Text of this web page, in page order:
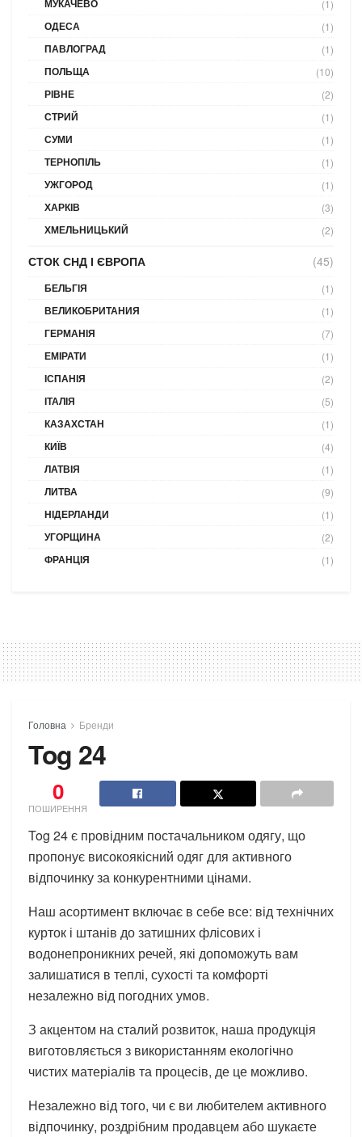
МУКАЧЕВО (1)
ОДЕСА (1)
ПАВЛОГРАД (1)
ПОЛЬЩА (10)
РІВНЕ (2)
СТРИЙ (1)
СУМИ (1)
ТЕРНОПІЛЬ (1)
УЖГОРОД (1)
ХАРКІВ (3)
ХМЕЛЬНИЦЬКИЙ (2)
СТОК СНД І ЄВРОПА (45)
БЕЛЬГІЯ (1)
ВЕЛИКОБРИТАНИЯ (1)
ГЕРМАНІЯ (7)
ЕМІРАТИ (1)
ІСПАНІЯ (2)
ІТАЛІЯ (5)
КАЗАХСТАН (1)
КИЇВ (4)
ЛАТВІЯ (1)
ЛИТВА (9)
НІДЕРЛАНДИ (1)
УГОРЩИНА (2)
ФРАНЦІЯ (1)
Головна Бренди
Tog 24
0
ПОШИРЕННЯ
Tog 24 є провідним постачальником одягу, що
пропонує високоякісний одяг для активного
відпочинку за конкурентними цінами.
Наш асортимент включає в себе все: від технічних
курток і штанів до затишних флісових і
водонепроникних речей, які допоможуть вам
залишатися в теплі, сухості та комфорті
незалежно від погодних умов.
З акцентом на сталий розвиток, наша продукція
виготовляється з використанням екологічно
чистих матеріалів та процесів, де це можливо.
Незалежно від того, чи є ви любителем активного
відпочинку, роздрібним продавцем або шукаєте